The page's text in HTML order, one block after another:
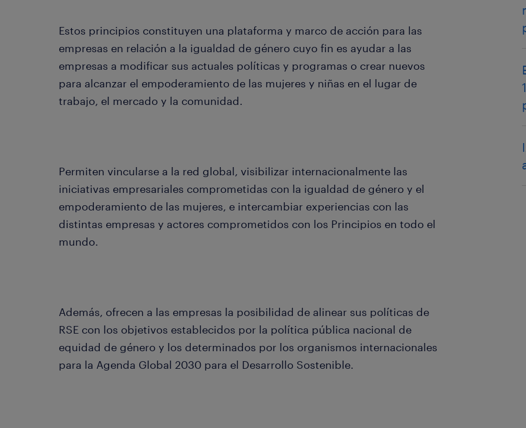
Estos principios constituyen una plataforma y marco de acción para las
empresas en relación a la igualdad de género cuyo fin es ayudar a las
empresas a modificar sus actuales políticas y programas o crear nuevos
para alcanzar el empoderamiento de las mujeres y niñas en el lugar de
trabajo, el mercado y la comunidad.
Permiten vincularse a la red global, visibilizar internacionalmente las
iniciativas empresariales comprometidas con la igualdad de género y el
empoderamiento de las mujeres, e intercambiar experiencias con las
distintas empresas y actores comprometidos con los Principios en todo el
mundo.
Además, ofrecen a las empresas la posibilidad de alinear sus políticas de
RSE con los objetivos establecidos por la política pública nacional de
equidad de género y los determinados por los organismos internacionales
para la Agenda Global 2030 para el Desarrollo Sostenible.